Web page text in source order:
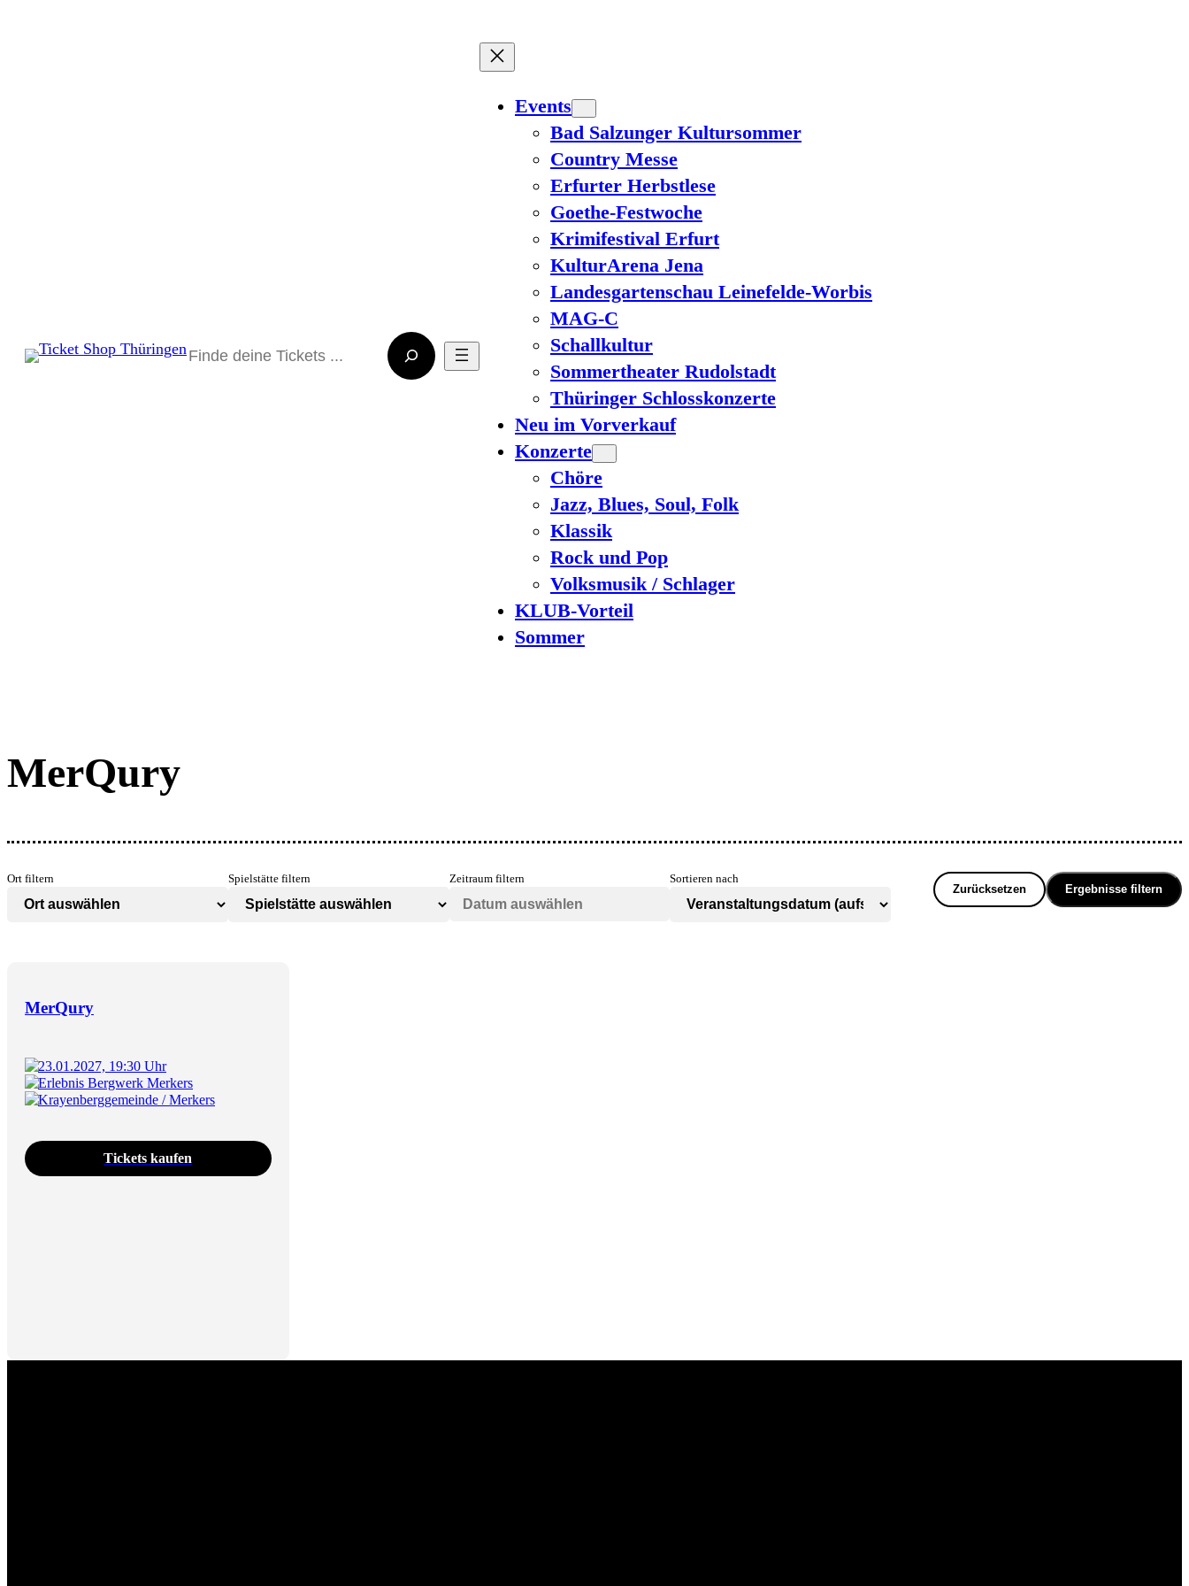
Events
Bad Salzunger Kultursommer
Country Messe
Erfurter Herbstlese
Goethe-Festwoche
Krimifestival Erfurt
KulturArena Jena
Landesgartenschau Leinefelde-Worbis
MAG-C
Schallkultur
Sommertheater Rudolstadt
Thüringer Schlosskonzerte
Neu im Vorverkauf
Konzerte
Chöre
Jazz, Blues, Soul, Folk
Klassik
Rock und Pop
Volksmusik / Schlager
KLUB-Vorteil
Sommer
MerQury
Ort filtern Spielstätte filtern Zeitraum filtern Sortieren nach
Zurücksetzen Ergebnisse filtern
MerQury
23.01.2027, 19:30 Uhr
Erlebnis Bergwerk Merkers
Krayenberggemeinde / Merkers
Tickets kaufen